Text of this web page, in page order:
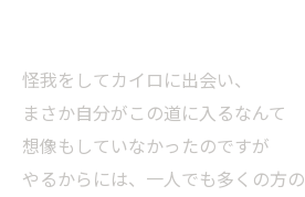
怪我をしてカイロに出会い、
まさか自分がこの道に入るなんて
想像もしていなかったのですが
やるからには、一人でも多くの方の